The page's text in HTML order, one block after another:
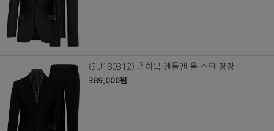
(SU180312) 춘하복 젠틀맨 울 스판 정장
389,000원